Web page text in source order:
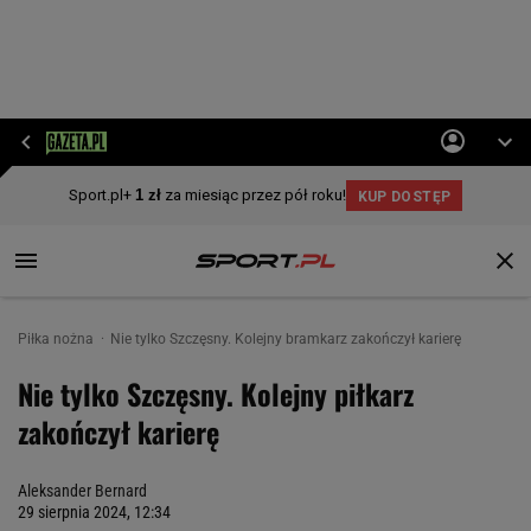
Piłka nożna Nie tylko Szczęsny. Kolejny bramkarz zakończył karierę
Nie tylko Szczęsny. Kolejny piłkarz
zakończył karierę
Aleksander Bernard
29 sierpnia 2024, 12:34